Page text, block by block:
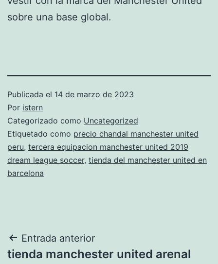
sobre una base global.
Publicada el 14 de marzo de 2023
Por istern
Categorizado como Uncategorized
Etiquetado como precio chandal manchester united
peru, tercera equipacion manchester united 2019
dream league soccer, tienda del manchester united en
barcelona
Navegación
Entrada anterior
tienda manchester united arenal